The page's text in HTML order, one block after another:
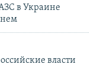
в Украине
власти